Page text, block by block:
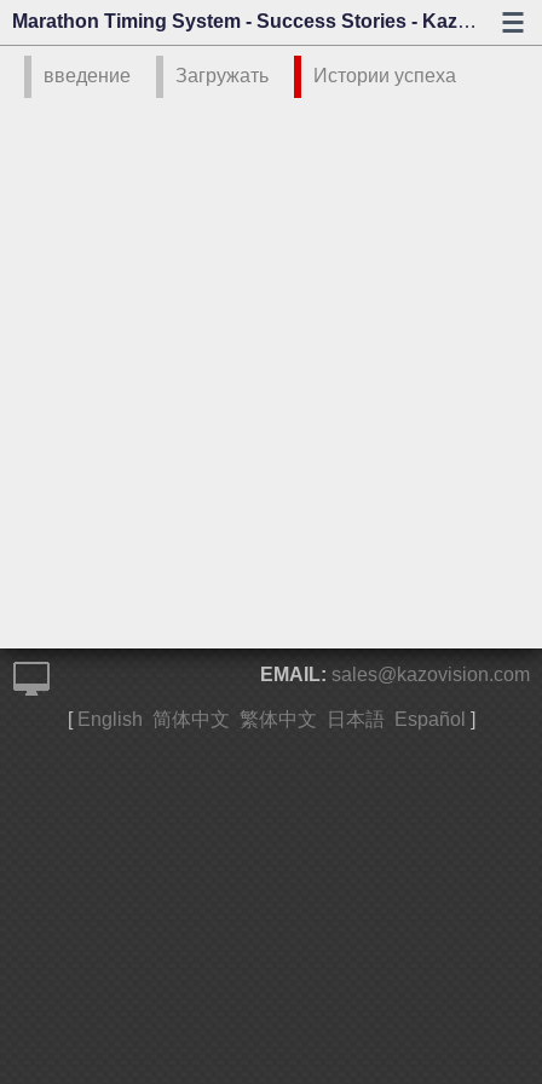
Marathon Timing System - Success Stories - Kazo Vision
введение Загружать Истории успеха
EMAIL: sales@kazovision.com
[ English 简体中文 繁体中文 日本語 Español ]